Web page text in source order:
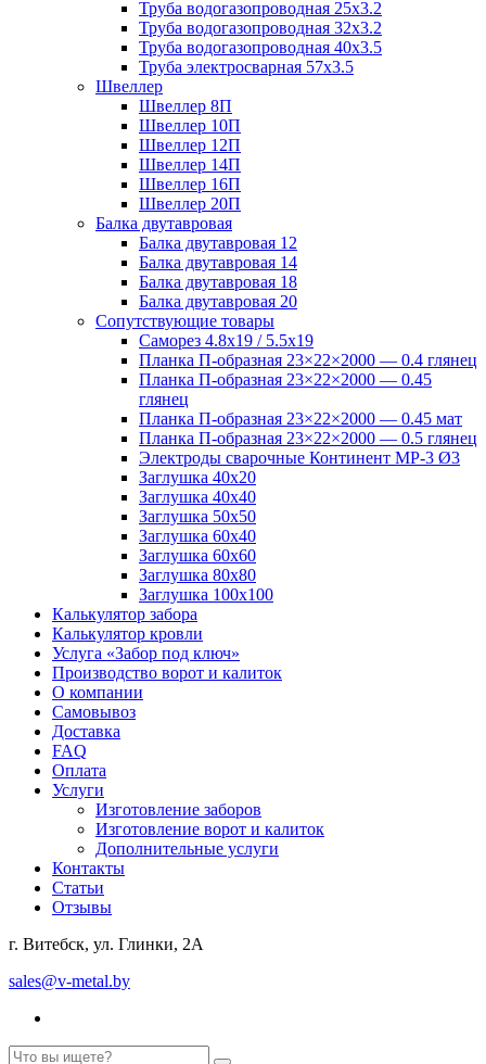
Труба водогазопроводная 25х3.2
Труба водогазопроводная 32х3.2
Труба водогазопроводная 40х3.5
Труба электросварная 57х3.5
Швеллер
Швеллер 8П
Швеллер 10П
Швеллер 12П
Швеллер 14П
Швеллер 16П
Швеллер 20П
Балка двутавровая
Балка двутавровая 12
Балка двутавровая 14
Балка двутавровая 18
Балка двутавровая 20
Сопутствующие товары
Саморез 4.8х19 / 5.5х19
Планка П-образная 23×22×2000 — 0.4 глянец
Планка П-образная 23×22×2000 — 0.45
глянец
Планка П-образная 23×22×2000 — 0.45 мат
Планка П-образная 23×22×2000 — 0.5 глянец
Электроды сварочные Континент МР-3 Ø3
Заглушка 40х20
Заглушка 40х40
Заглушка 50х50
Заглушка 60х40
Заглушка 60х60
Заглушка 80х80
Заглушка 100х100
Калькулятор забора
Калькулятор кровли
Услуга «Забор под ключ»
Производство ворот и калиток
О компании
Самовывоз
Доставка
FAQ
Оплата
Услуги
Изготовление заборов
Изготовление ворот и калиток
Дополнительные услуги
Контакты
Статьи
Отзывы
г. Витебск, ул. Глинки, 2А
sales@v-metal.by